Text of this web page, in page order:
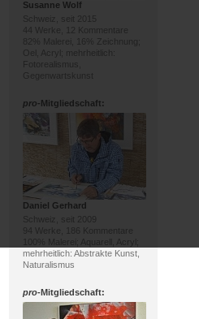
Susanne Wolf
Schweiz, seit 2015
44 Werke, 12 Kommentare
82% Malerei, 16% Zeichnung;
Oel, Acryl; mehrheitlich:
Fotorealismus,
Gegenwartskunst
pro-Mitgliedschaft:
Daniel Gerhard
Schweiz, seit 2009
94 Werke, 186 Kommentare
100% Malerei; Aquarell, Acryl;
mehrheitlich: Abstrakte Kunst,
Naturalismus
pro-Mitgliedschaft: